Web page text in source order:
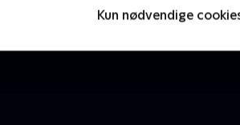
Kun nødvendige